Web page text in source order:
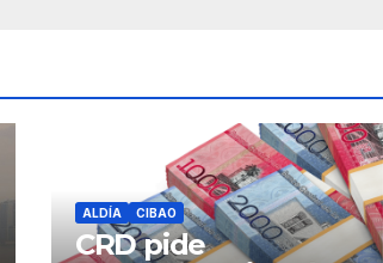
ALDÍA CIBAO
CRD pide